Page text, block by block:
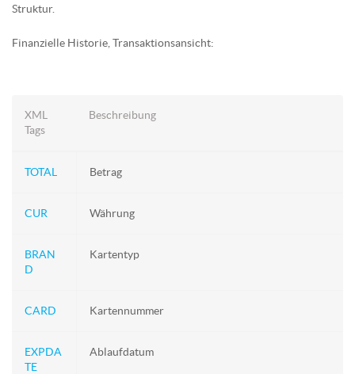
Struktur.
Finanzielle Historie, Transaktionsansicht:
XML
Tags
Beschreibung
TOTAL Betrag
CUR Währung
BRAN
D
Kartentyp
CARD Kartennummer
EXPDA
TE
Ablaufdatum